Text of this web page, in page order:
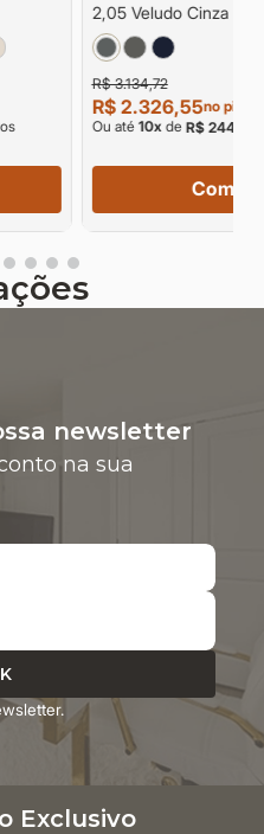
2,05 Veludo Cinza
R$ 3.134,72
R$ 2.326,55no pix
Ou até 10x de R$ 244,90
newsletter
na sua
Exclusivo